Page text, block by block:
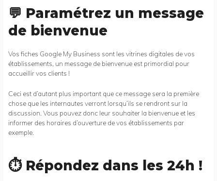
💬 Paramétrez un message
de bienvenue
Vos fiches Google My Business sont les vitrines digitales de vos
établissements, un message de bienvenue est primordial pour
accueillir vos clients !
Ceci est d’autant plus important que ce message sera la première
chose que les internautes verront lorsqu’ils se rendront sur la
discussion. Vous pouvez donc leur souhaiter la bienvenue et les
informer des horaires d’ouverture de vos établissements par
exemple.
⏱ Répondez dans les 24h !